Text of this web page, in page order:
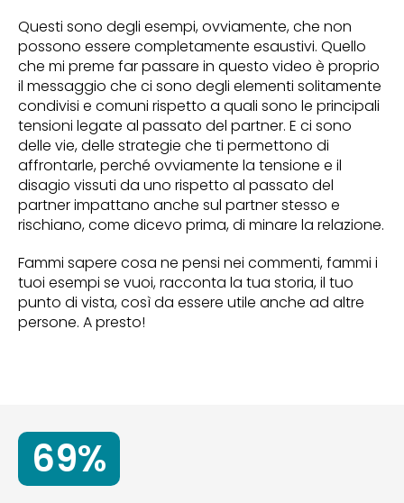
Questi sono degli esempi, ovviamente, che non
possono essere completamente esaustivi. Quello
che mi preme far passare in questo video è proprio
il messaggio che ci sono degli elementi solitamente
condivisi e comuni rispetto a quali sono le principali
tensioni legate al passato del partner. E ci sono
delle vie, delle strategie che ti permettono di
affrontarle, perché ovviamente la tensione e il
disagio vissuti da uno rispetto al passato del
partner impattano anche sul partner stesso e
rischiano, come dicevo prima, di minare la relazione.
Fammi sapere cosa ne pensi nei commenti, fammi i
tuoi esempi se vuoi, racconta la tua storia, il tuo
punto di vista, così da essere utile anche ad altre
persone. A presto!
69%